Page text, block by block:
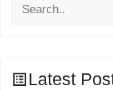
Latest